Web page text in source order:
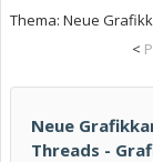
Thema: Neue
<
Neue
Threads -